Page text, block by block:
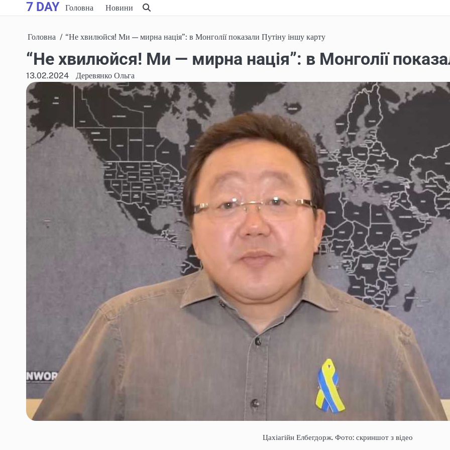
to
7 DAY Головна Новини
Головна “Не хвилюйся! Ми — мирна нація”: в Монголії показали Путіну іншу карту
“Не хвилюйся! Ми — мирна нація”: в Монголії
13.02.2024 Деревянко Ольга
Цахіагійн Елбегдорж. Фото: скриншот з відео